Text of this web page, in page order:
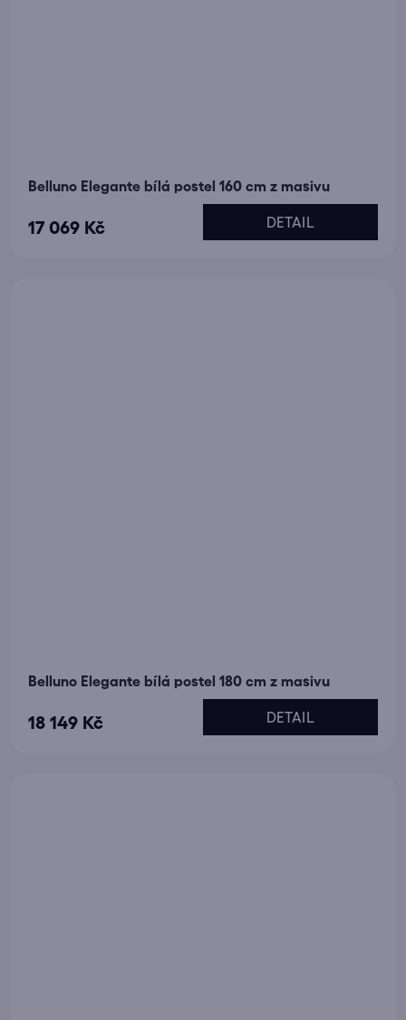
Belluno Elegante bílá postel 160 cm z masivu
17 069 Kč DETAIL
Belluno Elegante bílá postel 180 cm z masivu
18 149 Kč DETAIL